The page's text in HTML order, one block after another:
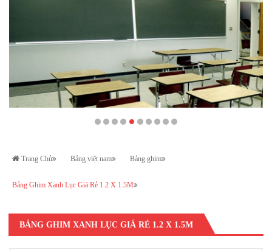
Trang Chủ Bảng việt nam Bảng ghim
Bảng Ghim Xanh Lục Giá Rẻ 1.2 X 1.5M
BẢNG GHIM XANH LỤC GIÁ RẺ 1.2 X 1.5M